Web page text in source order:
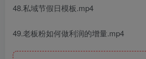
48.私域节假日模板.mp4
49.老板粉如何做利润的增量.mp4